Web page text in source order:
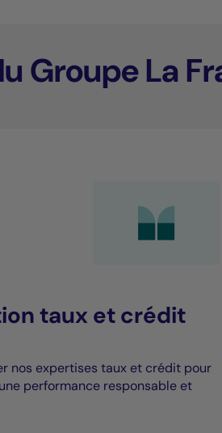
Groupe La
taux et crédit
nos expertises taux et crédit pour
performance responsable et